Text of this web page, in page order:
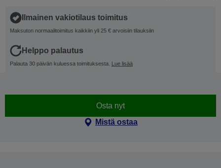
Ilmainen vakiotilaus toimitus
Maksuton normaalitoimitus kaikkiin yli 25 € arvoisiin tilauksiin
Helppo palautus
Palauta 30 päivän kuluessa toimituksesta. Lue lisää
Osta nyt
Mistä ostaa